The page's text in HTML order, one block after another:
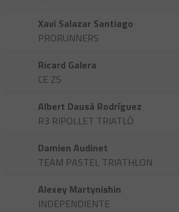
Xavi Salazar Santiago
PRORUNNERS
Ricard Galera
CE Z5
Albert Dausà Rodríguez
R3 RIPOLLET TRIATLÓ
Damien Audinet
TEAM PASTEL TRIATHLON
Alexey Martynishin
INDEPENDIENTE